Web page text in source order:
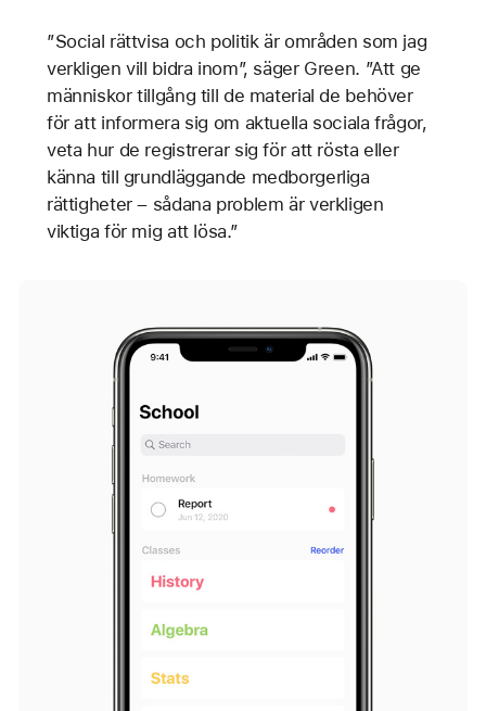
”Social rättvisa och politik är områden som jag
verkligen vill bidra inom”, säger Green. ”Att ge
människor tillgång till de material de behöver
för att informera sig om aktuella sociala frågor,
veta hur de registrerar sig för att rösta eller
känna till grundläggande medborgerliga
rättigheter – sådana problem är verkligen
viktiga för mig att lösa.”